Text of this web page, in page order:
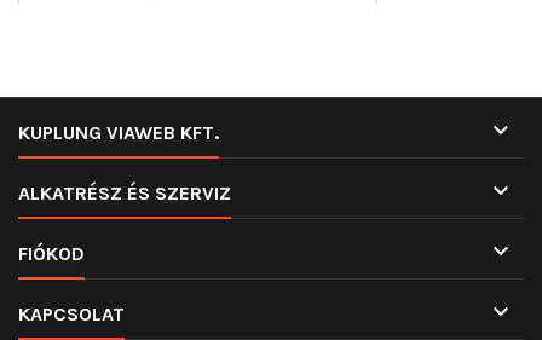
KUPLUNG VIAWEB KFT. 
ALKATRÉSZ ÉS SZERVIZ 
FIÓKOD 
KAPCSOLAT 